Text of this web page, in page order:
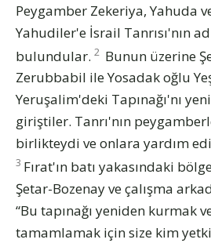
Peygamber Zekeriya, Yahuda
Yahudiler'e İsrail Tanrısı'nın
bulundular. 2 Bunun üzerine
Zerubbabil ile Yosadak oğlu
Yeruşalim'deki Tapınağı'nı
giriştiler. Tanrı'nın
birlikteydi ve onlara yardım
3 Fırat'ın batı yakasındaki
Şetar-Bozenay ve çalışma
“Bu tapınağı yeniden kurmak
tamamlamak için size kim